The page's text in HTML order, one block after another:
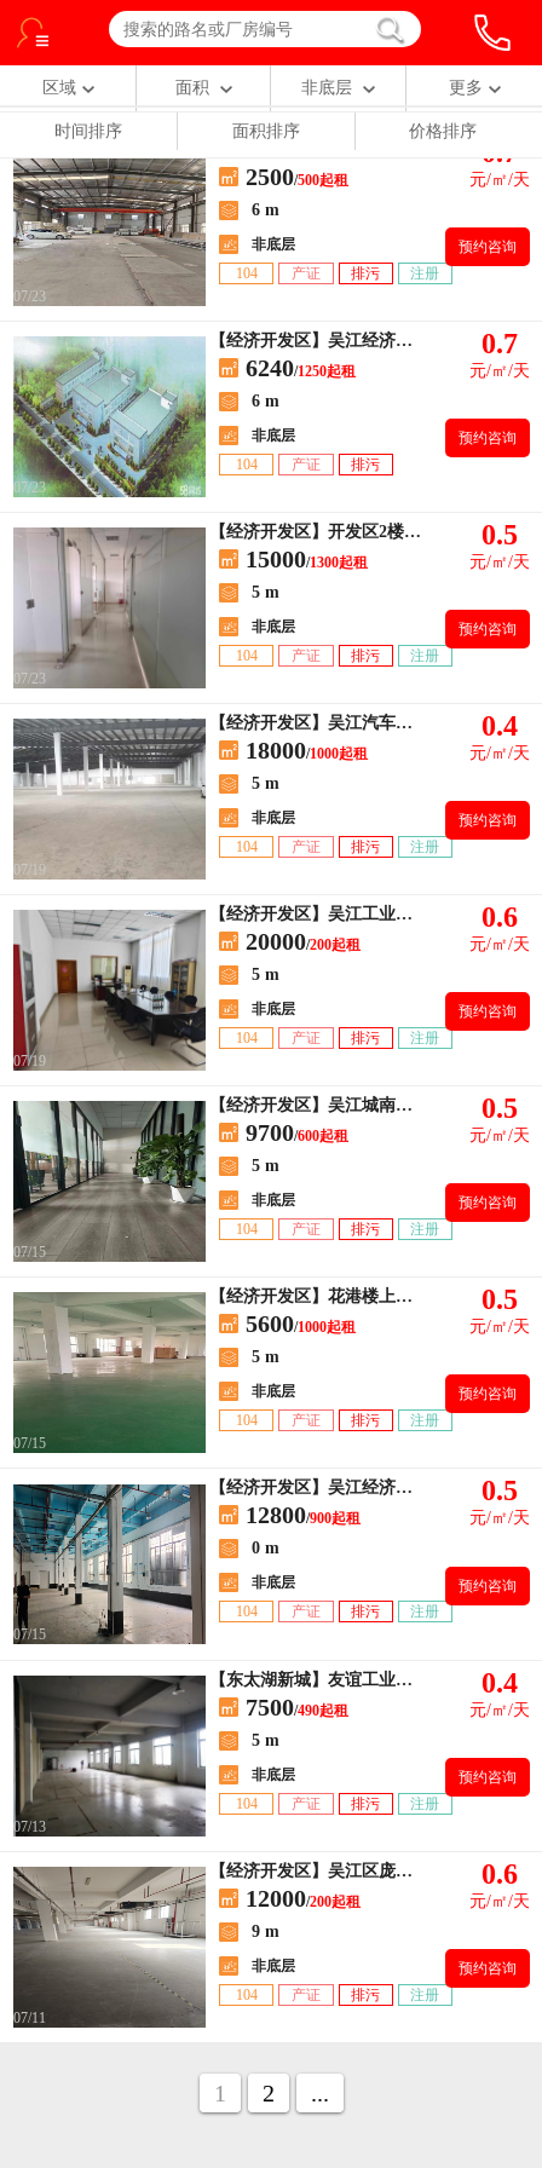
区域 面积 非底层 更多
时间排序 面积排序 价格排序
07/23
2500/500起租
6 m
非底层
104
产证 排污 注册
0.7
元/㎡/天
预约咨询
07/23
【经济开发区】吴江经济开发区，6240平方独院厂房招租
6240/1250起租
6 m
非底层
104
产证 排污
0.7
元/㎡/天
预约咨询
07/23
【经济开发区】开发区2楼原房东直租独栋1300平，1800平
15000/1300起租
5 m
非底层
104
产证 排污 注册
0.5
元/㎡/天
预约咨询
07/19
【经济开发区】吴江汽车站附近二楼，3360平方厂房招租
18000/1000起租
5 m
非底层
104
产证 排污 注册
0.4
元/㎡/天
预约咨询
07/19
【经济开发区】吴江工业区精装修，办公室出租
20000/200起租
5 m
非底层
104
产证 排污 注册
0.6
元/㎡/天
预约咨询
07/15
【经济开发区】吴江城南，精装修二楼厂房1200平
9700/600起租
5 m
非底层
104
产证 排污 注册
0.5
元/㎡/天
预约咨询
07/15
【经济开发区】花港楼上厂房出租，面积1000平
5600/1000起租
5 m
非底层
104
产证 排污 注册
0.5
元/㎡/天
预约咨询
07/15
【经济开发区】吴江经济开发区，云龙路附近
12800/900起租
0 m
非底层
104
产证 排污 注册
0.5
元/㎡/天
预约咨询
07/13
【东太湖新城】友谊工业区楼上490平出租 有2t货梯一部
7500/490起租
5 m
非底层
104
产证 排污 注册
0.4
元/㎡/天
预约咨询
07/11
【经济开发区】吴江区庞金路
12000/200起租
9 m
非底层
104
产证 排污 注册
0.6
元/㎡/天
预约咨询
1 2 ...